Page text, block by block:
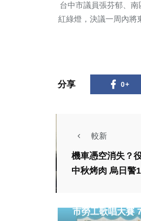
台中市議員張芬郁、
紅綠燈，決議一周內將
分享 0+
較新
機車憑空消失？
中秋烤肉 烏日警
市勞工歌唱大賽 7/1